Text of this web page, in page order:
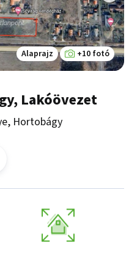
Alaprajz +10 fotó
Lakóövezet
Hortobágy